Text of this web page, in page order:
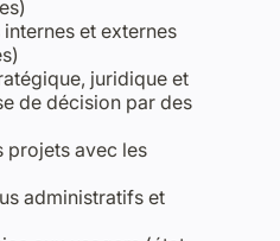
et externes
juridique et
de décision par des
projets avec les
administratifs et